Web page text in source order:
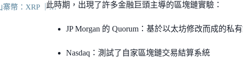
｜Ripple 2026 介紹此時期，出現了許多金融巨頭主導的區塊鏈實驗：
JP Morgan 的 Quorum：基於以太坊修改而成的私
Nasdaq：測試了自家區塊鏈交易結算系統